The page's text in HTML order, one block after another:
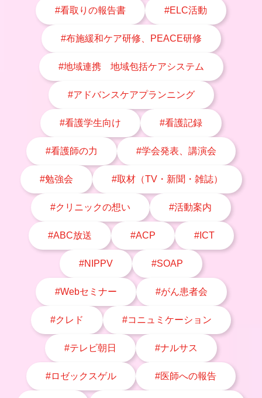
#看取りの報告書 #ELC活動
#布施緩和ケア研修、PEACE研修
#地域連携 地域包括ケアシステム
#アドバンスケアプランニング
#看護学生向け #看護記録
#看護師の力 #学会発表、講演会
#勉強会 #取材（TV・新聞・雑誌）
#クリニックの想い #活動案内
#ABC放送 #ACP #ICT
#NIPPV #SOAP
#Webセミナー #がん患者会
#クレド #コニュミケーション
#テレビ朝日 #ナルサス
#ロゼックスゲル #医師への報告